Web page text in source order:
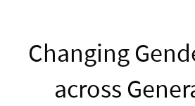
Changing
across